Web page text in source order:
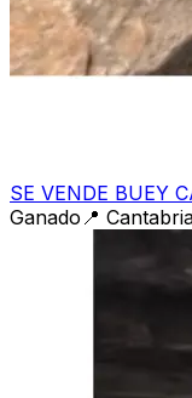
SE VENDE BUEY
Ganado 📍